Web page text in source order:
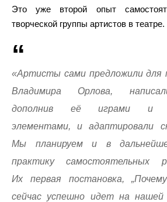
Это уже второй опыт
творческой группы артистов в театре.
«Артисты сами предложили для
Владимира Орлова,
дополнив её играми и
элементами, и адаптировали
Мы планируем и в
практику самостоятельных
Их первая постановка,
сейчас успешно идет на